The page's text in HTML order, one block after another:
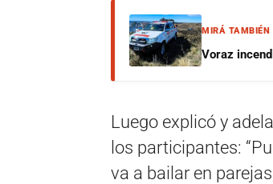
MIRÁ TAMBIÉN
Voraz
Luego explicó y
los participantes:
va a bailar en